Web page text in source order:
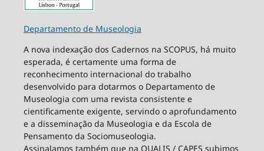
Departamento de Museologia
A nova indexação dos Cadernos na SCOPUS, há muito
esperada, é certamente uma forma de
reconhecimento internacional do trabalho
desenvolvido para dotarmos o Departamento de
Museologia com uma revista consistente e
cientificamente exigente, servindo o aprofundamento
e a disseminação da Museologia e da Escola de
Pensamento da Sociomuseologia.
Assinalamos também que na QUALIS / CAPES subimos